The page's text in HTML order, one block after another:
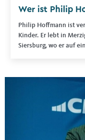
Wer ist Philip
Philip Hoffmann ist
Kinder. Er lebt in
Siersburg, wo er auf